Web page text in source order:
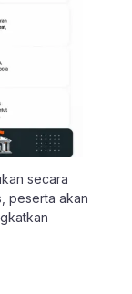
secara
peserta akan